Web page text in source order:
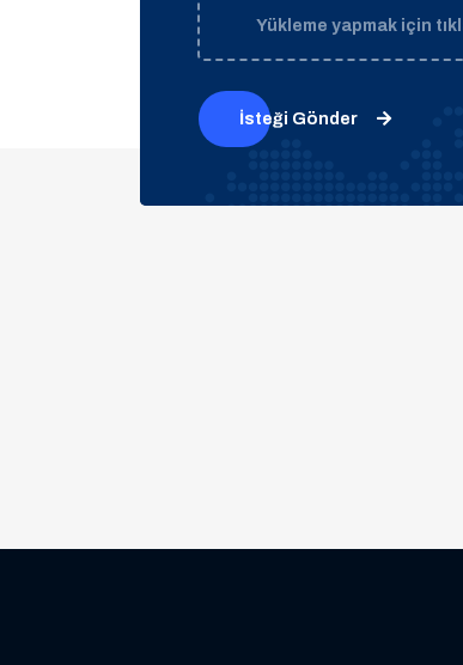
Yükleme yapmak için
İsteği Gönder